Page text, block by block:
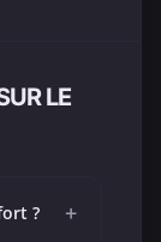
LE
? +